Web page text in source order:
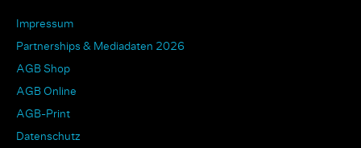
Impressum
Partnerships & Mediadaten 2026
AGB Shop
AGB Online
AGB-Print
Datenschutz